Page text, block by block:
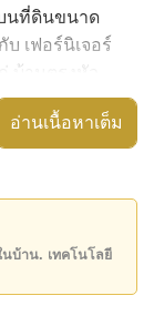
นที่ดินขนาด
เฟอร์นิเจอร์
บ้านตรงหัว
นตัว ได้
แก่: บิ๊กซีพัทยา
ยา, อุทยานหิน
นามเก่า ไร่
อ่านเนื้อหาเต็ม
บ้าน. เทคโนโลยี